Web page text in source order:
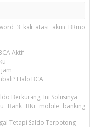
3 kali atasi akun BRmo
Aktif
jam
Halo BCA
Berkurang, Ini Solusinya
Bank BNi mobile banking
Tetapi Saldo Terpotong